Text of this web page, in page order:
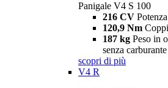
Panigale V4 S 100
216 CV Potenza
120,9 Nm
187 kg Peso in
senza
scopri di più
V4 R